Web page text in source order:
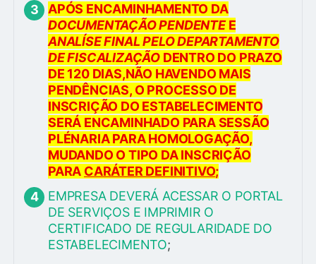
APÓS ENCAMINHAMENTO DA
DOCUMENTAÇÃO PENDENTEE
ANALÍSE FINAL PELO DEPARTAMENTO
DE FISCALIZAÇÃO DENTRO DO PRAZO
DE 120 DIAS,NÃO HAVENDO MAIS
PENDÊNCIAS, O PROCESSO DE
INSCRIÇÃO DO ESTABELECIMENTO
SERÁ ENCAMINHADO PARA SESSÃO
PLÉNARIA PARA HOMOLOGAÇÃO,
MUDANDO O TIPO DA INSCRIÇÃO
PARA CARÁTER DEFINITIVO;
EMPRESA DEVERÁ ACESSAR O PORTAL
DE SERVIÇOS E IMPRIMIR O
CERTIFICADO DE REGULARIDADE DO
ESTABELECIMENTO;